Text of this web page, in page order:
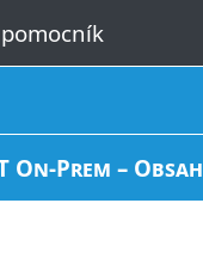
On-Prem – Obsah